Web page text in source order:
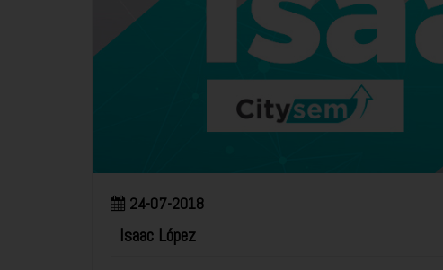
24-07-2018
Isaac López